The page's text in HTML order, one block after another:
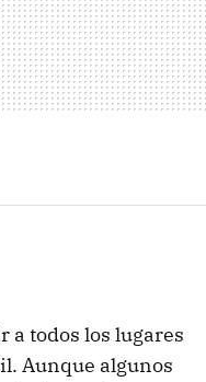
a todos los lugares
Aunque algunos